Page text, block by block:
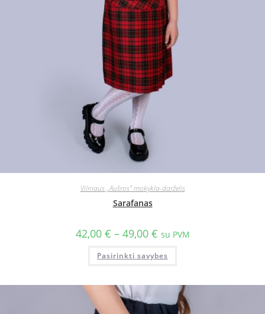
Vilniaus „Aušros" mokykla-darželis
Sarafanas
42,00 € – 49,00 € su PVM
Pasirinkti savybes